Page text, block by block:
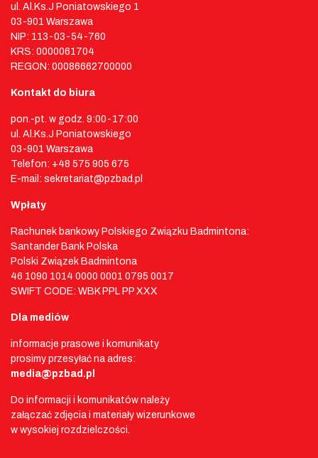
ul. Al.Ks.J Poniatowskiego 1
03-901 Warszawa
NIP: 113-03-54-760
KRS: 0000061704
REGON: 00086662700000
Kontakt do biura
pon.-pt. w godz. 9:00-17:00
ul. Al.Ks.J Poniatowskiego
03-901 Warszawa
Telefon: +48 575 905 675
E-mail: sekretariat@pzbad.pl
Wpłaty
Rachunek bankowy Polskiego Związku Badmintona:
Santander Bank Polska
Polski Związek Badmintona
46 1090 1014 0000 0001 0795 0017
SWIFT CODE: WBK PPL PP XXX
Dla mediów
informacje prasowe i komunikaty
prosimy przesyłać na adres:
media@pzbad.pl
Do informacji i komunikatów należy
załączać zdjęcia i materiały wizerunkowe
w wysokiej rozdzielczości.